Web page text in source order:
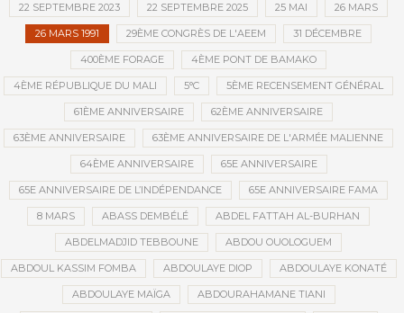
22 SEPTEMBRE 2023 22 SEPTEMBRE 2025 25 MAI 26 MARS
26 MARS 1991 29ÈME CONGRÈS DE L'AEEM 31 DÉCEMBRE
400ÈME FORAGE 4ÈME PONT DE BAMAKO
4ÈME RÉPUBLIQUE DU MALI 5°C 5ÈME RECENSEMENT GÉNÉRAL
61ÈME ANNIVERSAIRE 62ÈME ANNIVERSAIRE
63ÈME ANNIVERSAIRE 63ÈME ANNIVERSAIRE DE L'ARMÉE MALIENNE
64ÈME ANNIVERSAIRE 65E ANNIVERSAIRE
65E ANNIVERSAIRE DE L’INDÉPENDANCE 65E ANNIVERSAIRE FAMA
8 MARS ABASS DEMBÉLÉ ABDEL FATTAH AL-BURHAN
ABDELMADJID TEBBOUNE ABDOU OUOLOGUEM
ABDOUL KASSIM FOMBA ABDOULAYE DIOP ABDOULAYE KONATÉ
ABDOULAYE MAÏGA ABDOURAHAMANE TIANI